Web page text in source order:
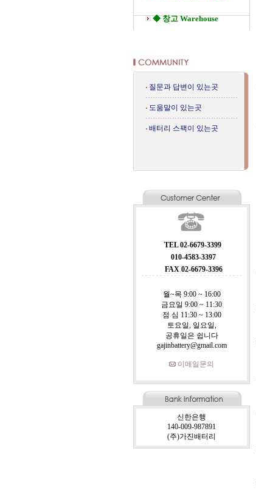
◆ 창고 Warehouse
질문과 답변이 있는곳
도움말이 있는곳
배터리 스팩이 있는곳
TEL 02-6679-3399
010-4583-3397
FAX 02-6679-3396
월~목 9:00 ~ 16:00
금요일 9:00 ~ 11:30
점 심 11:30 ~ 13:00
토요일, 일요일,
공휴일은 쉽니다
gajinbattery@gmail.com
이메일문의
신한은행
140-009-987891
(주)가진배터리